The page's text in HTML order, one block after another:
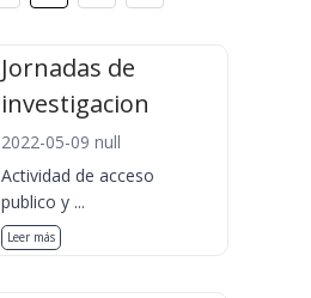
Jornadas de
investigacion
2022-05-09 null
Actividad de acceso
publico y ...
Leer más